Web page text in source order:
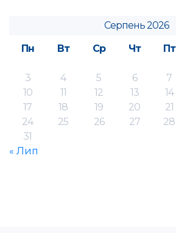
Серпень 2026
Пн
Вт Ср Чт Пт
3
4 5 6 7
10
11 12 13 14
17
18 19 20 21
24
25 26 27 28
31
« Лип